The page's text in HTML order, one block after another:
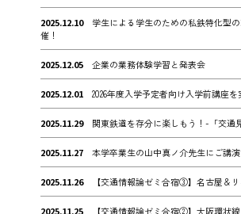
2025.12.10
学生による学生のための私鉄特化型
催！
2025.12.05 企業の業務体験学習と発表会
2025.12.01 2026年度入学予定者向け入学前講座
2025.11.29 関東鉄道を存分に楽しもう！-「交通
2025.11.27 本学卒業生の山中真ノ介先生にご講演
2025.11.26 【交通情報論ゼミ合宿③】名古屋＆
2025.11.25 【交通情報論ゼミ合宿②】大阪環状